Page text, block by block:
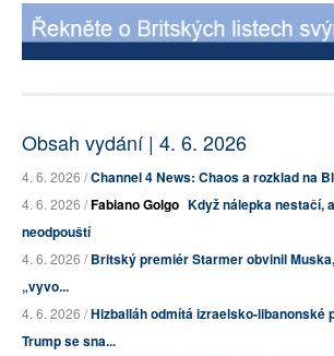
Obsah vydání | 4. 6. 2026
4. 6. 2026 /Channel 4 News: Chaos a rozklad na
4. 6. 2026 /Fabiano Golgo Když nálepka nestačí,
neodpouští
4. 6. 2026 /Britský premiér Starmer obvinil
„vyvo...
4. 6. 2026 /Hizballáh odmítá izraelsko-libanonské
Trump se sna...